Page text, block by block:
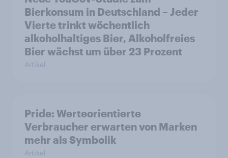
Bierkonsum in Deutschland – Jeder
Vierte trinkt wöchentlich
alkoholhaltiges Bier, Alkoholfreies
Bier wächst um über 23 Prozent
Artikel
Pride: Werteorientierte
Verbraucher erwarten von Marken
mehr als Symbolik
Artikel